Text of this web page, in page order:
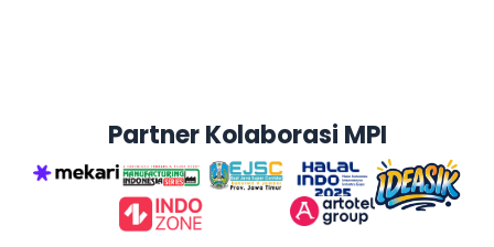
Partner Kolaborasi MPI